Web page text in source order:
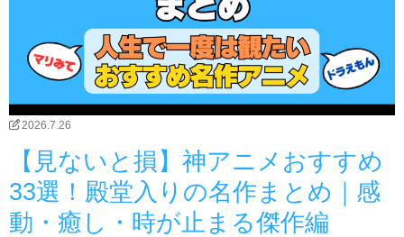
2026.7.26
【見ないと損】神アニメおすすめ
33選！殿堂入りの名作まとめ｜感
動・癒し・時が止まる傑作編